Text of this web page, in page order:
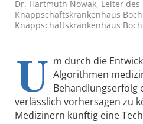
Dr. Hartmuth Nowak, Leiter des
Knappschaftskrankenhaus
Knappschaftskrankenhaus
U m durch die
Algorithmen
Behandlungserfolg
verlässlich vorhersagen zu
Medizinern künftig eine